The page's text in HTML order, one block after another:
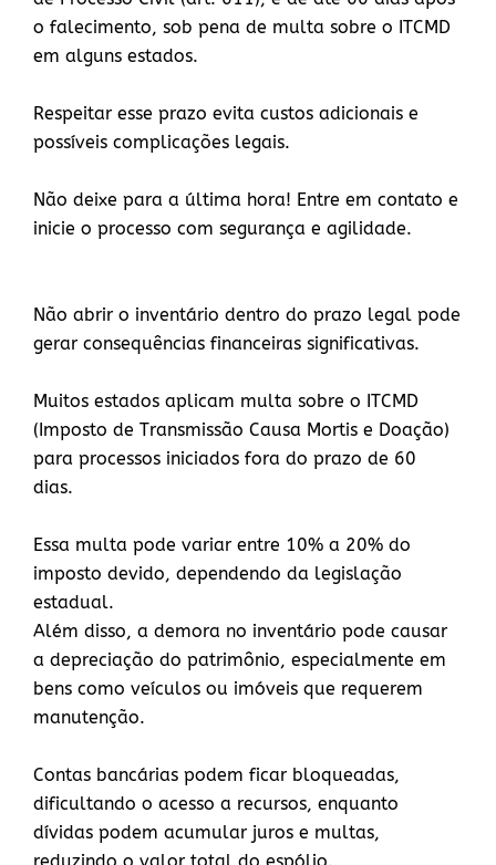
o falecimento, sob pena de multa sobre o ITCMD
em alguns estados.
Respeitar esse prazo evita custos adicionais e
possíveis complicações legais.
Não deixe para a última hora! Entre em contato e
inicie o processo com segurança e agilidade.
Não abrir o inventário dentro do prazo legal pode
gerar consequências financeiras significativas.
Muitos estados aplicam multa sobre o ITCMD
(Imposto de Transmissão Causa Mortis e Doação)
para processos iniciados fora do prazo de 60
dias.
Essa multa pode variar entre 10% a 20% do
imposto devido, dependendo da legislação
estadual.
Além disso, a demora no inventário pode causar
a depreciação do patrimônio, especialmente em
bens como veículos ou imóveis que requerem
manutenção.
Contas bancárias podem ficar bloqueadas,
dificultando o acesso a recursos, enquanto
dívidas podem acumular juros e multas,